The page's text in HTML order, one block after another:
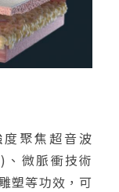
聚焦超音波
微脈衝技術
塑等功效，可